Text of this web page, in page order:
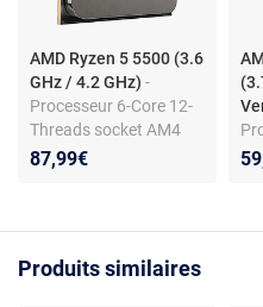
AMD Ryzen 5 5500 (3.6
GHz / 4.2 GHz) -
Processeur 6-Core 12-
Threads socket AM4
GameCache 19 Mo 7
87,99€
8-
Produits similaires